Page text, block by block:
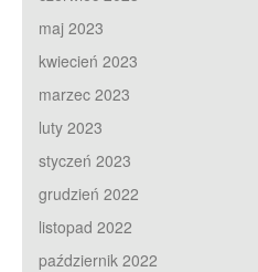
maj 2023
kwiecień 2023
marzec 2023
luty 2023
styczeń 2023
grudzień 2022
listopad 2022
październik 2022